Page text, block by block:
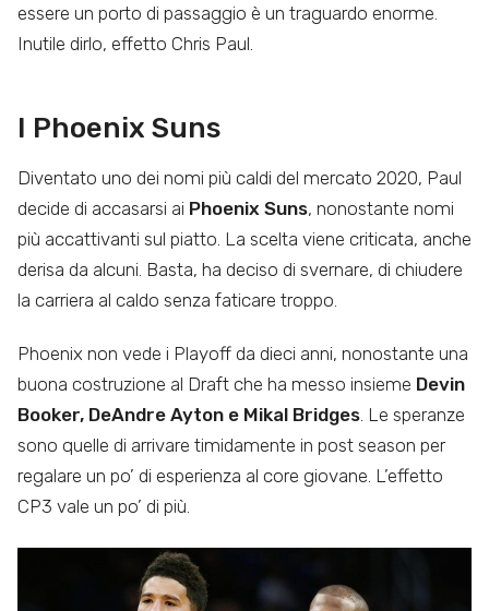
essere un porto di passaggio è un traguardo enorme.
Inutile dirlo, effetto Chris Paul.
I Phoenix Suns
Diventato uno dei nomi più caldi del mercato 2020, Paul
decide di accasarsi ai Phoenix Suns, nonostante nomi
più accattivanti sul piatto. La scelta viene criticata, anche
derisa da alcuni. Basta, ha deciso di svernare, di chiudere
la carriera al caldo senza faticare troppo.
Phoenix non vede i Playoff da dieci anni, nonostante una
buona costruzione al Draft che ha messo insieme Devin
Booker, DeAndre Ayton e Mikal Bridges . Le speranze
sono quelle di arrivare timidamente in post season per
regalare un po’ di esperienza al core giovane. L’effetto
CP3 vale un po’ di più.